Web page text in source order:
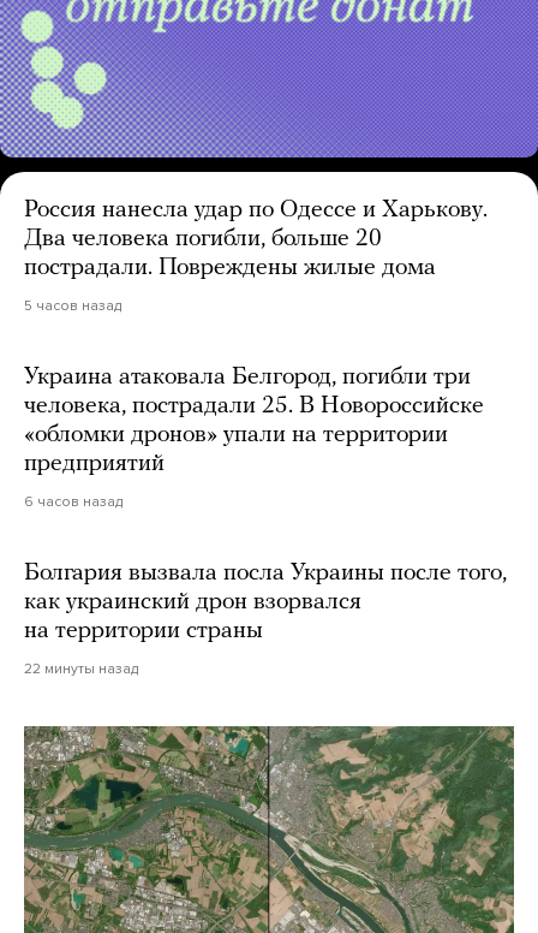
Россия нанесла удар по Одессе и Харькову.
Два человека погибли, больше 20
пострадали. Повреждены жилые дома
5 часов назад
Украина атаковала Белгород, погибли три
человека, пострадали 25. В Новороссийске
«обломки дронов» упали на территории
предприятий
6 часов назад
Болгария вызвала посла Украины после того,
как украинский дрон взорвался
на территории страны
22 минуты назад